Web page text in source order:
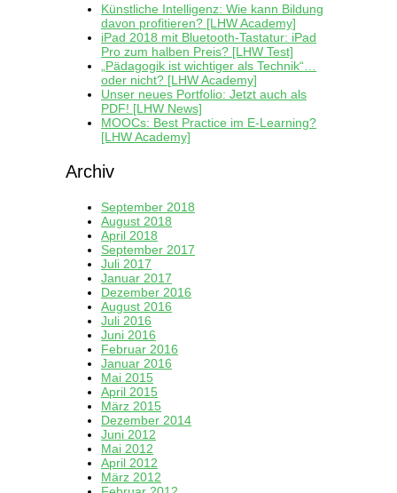
Künstliche Intelligenz: Wie kann Bildung
davon profitieren? [LHW Academy]
iPad 2018 mit Bluetooth-Tastatur: iPad
Pro zum halben Preis? [LHW Test]
„Pädagogik ist wichtiger als Technik“…
oder nicht? [LHW Academy]
Unser neues Portfolio: Jetzt auch als
PDF! [LHW News]
MOOCs: Best Practice im E-Learning?
[LHW Academy]
Archiv
September 2018
August 2018
April 2018
September 2017
Juli 2017
Januar 2017
Dezember 2016
August 2016
Juli 2016
Juni 2016
Februar 2016
Januar 2016
Mai 2015
April 2015
März 2015
Dezember 2014
Juni 2012
Mai 2012
April 2012
März 2012